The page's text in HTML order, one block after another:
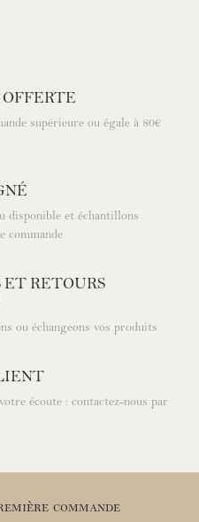
OFFERTE
supérieure ou égale à 80€
disponible et échantillons
commande
ET RETOURS
ou échangeons vos produits
écoute : contactez-nous par
commande